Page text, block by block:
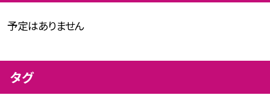
予定はありません
タグ